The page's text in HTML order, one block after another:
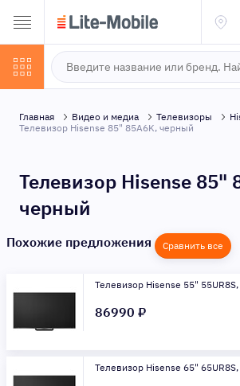
Главная Видео и медиа Телевизоры
Телевизор Hisense 85" 85A6K, черный
Телевизор Hisense 85"
черный
Похожие предложения Сравнить все
Телевизор Hisense 55"
86990 ₽
Телевизор Hisense 65"